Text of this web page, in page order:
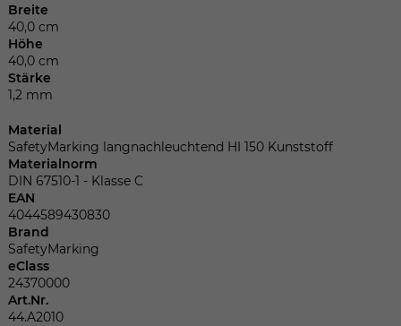
Breite
40,0 cm
Höhe
40,0 cm
Stärke
1,2 mm
Material
SafetyMarking langnachleuchtend HI 150 Kunststoff
Materialnorm
DIN 67510-1 - Klasse C
EAN
4044589430830
Brand
SafetyMarking
eClass
24370000
Art.Nr.
44.A2010
Name
Anbieter
Laufzeit
Zweck
Einstellungen. Unter anderem eine
Speicherung Ihrer vorgenommen
Name